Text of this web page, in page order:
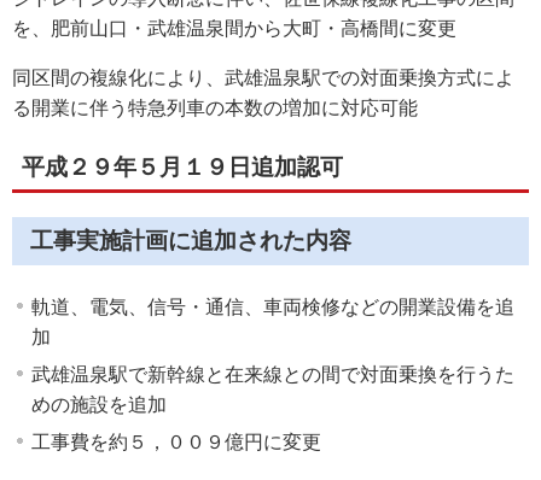
を、肥前山口・武雄温泉間から大町・高橋間に変更
同区間の複線化により、武雄温泉駅での対面乗換方式によ
る開業に伴う特急列車の本数の増加に対応可能
平成２９年５月１９日追加認可
工事実施計画に追加された内容
軌道、電気、信号・通信、車両検修などの開業設備を追
加
武雄温泉駅で新幹線と在来線との間で対面乗換を行うた
めの施設を追加
工事費を約５，００９億円に変更